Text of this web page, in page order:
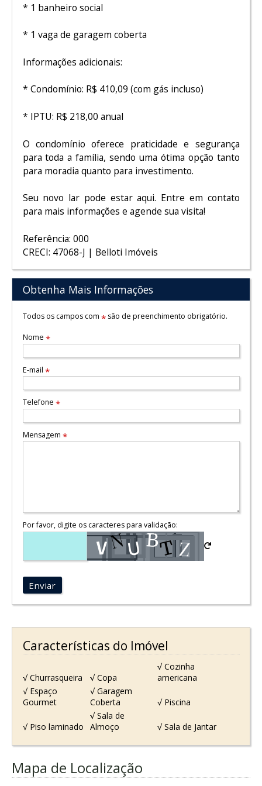
* 1 banheiro social
* 1 vaga de garagem coberta
Informações adicionais:
* Condomínio: R$ 410,09 (com gás incluso)
* IPTU: R$ 218,00 anual
O condomínio oferece praticidade e segurança
para toda a família, sendo uma ótima opção tanto
para moradia quanto para investimento.
Seu novo lar pode estar aqui. Entre em contato
para mais informações e agende sua visita!
Referência: 000
CRECI: 47068-J | Belloti Imóveis
Obtenha Mais Informações
Todos os campos com *são de preenchimento obrigatório.
Nome *
E-mail *
Telefone *
Mensagem *
Por favor, digite os caracteres para validação:
Enviar
Características do Imóvel
√ Churrasqueira √ Copa
√ Cozinha
americana
√ Espaço
Gourmet
√ Garagem
Coberta
√ Piscina
√ Piso laminado
√ Sala de
Almoço
√ Sala de Jantar
Mapa de Localização